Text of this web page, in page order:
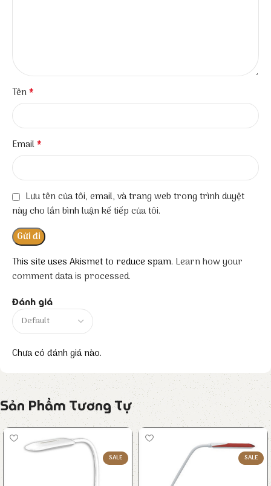
Đánh giá
Chưa có đánh giá nào.
Tên*
Email*
Lưu tên của tôi, email, và trang web trong trình duyệt
này cho lần bình luận kế tiếp của tôi.
This site uses Akismet to reduce spam. Learn how your
comment data is processed.
Sản Phẩm Tương Tự
SALE SALE